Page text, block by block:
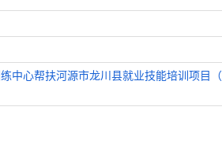
中心帮扶河源市龙川县就业技能培训项目